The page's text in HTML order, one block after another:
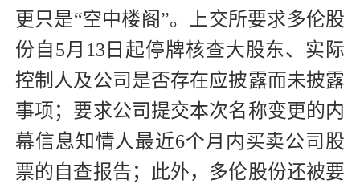
更只是“空中楼阁”。上交所要求多伦股
份自5月13日起停牌核查大股东、实际
控制人及公司是否存在应披露而未披露
事项；要求公司提交本次名称变更的内
幕信息知情人最近6个月内买卖公司股
票的自查报告；此外，多伦股份还被要